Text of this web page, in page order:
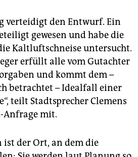
verteidigt den Entwurf. Ein
gewesen und habe die
Kaltluftschneise untersucht.
erfüllt alle vom Gutachter
und kommt dem –
betrachtet – Idealfall einer
teilt Stadtsprecher Clemens
Anfrage mit.
ist der Ort, an dem die